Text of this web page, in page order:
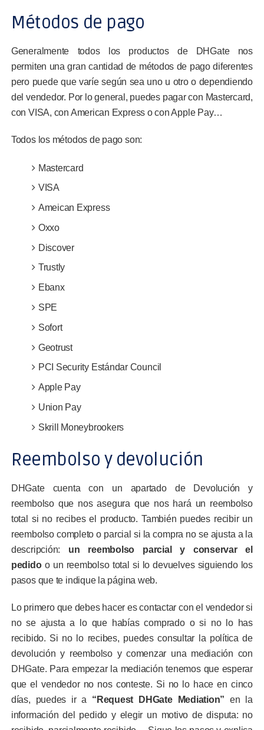
Métodos de pago
Generalmente todos los productos de DHGate nos
permiten una gran cantidad de métodos de pago diferentes
pero puede que varíe según sea uno u otro o dependiendo
del vendedor. Por lo general, puedes pagar con Mastercard,
con VISA, con American Express o con Apple Pay…
Todos los métodos de pago son:
Mastercard
VISA
Ameican Express
Oxxo
Discover
Trustly
Ebanx
SPE
Sofort
Geotrust
PCI Security Estándar Council
Apple Pay
Union Pay
Skrill Moneybrookers
Reembolso y devolución
DHGate cuenta con un apartado de Devolución y
reembolso que nos asegura que nos hará un reembolso
total si no recibes el producto. También puedes recibir un
reembolso completo o parcial si la compra no se ajusta a la
descripción: un reembolso parcial y conservar el
pedidoo un reembolso total si lo devuelves siguiendo los
pasos que te indique la página web.
Lo primero que debes hacer es contactar con el vendedor si
no se ajusta a lo que habías comprado o si no lo has
recibido. Si no lo recibes, puedes consultar la política de
devolución y reembolso y comenzar una mediación con
DHGate. Para empezar la mediación tenemos que esperar
que el vendedor no nos conteste. Si no lo hace en cinco
días, puedes ir a “Request DHGate Mediation” en la
información del pedido y elegir un motivo de disputa: no